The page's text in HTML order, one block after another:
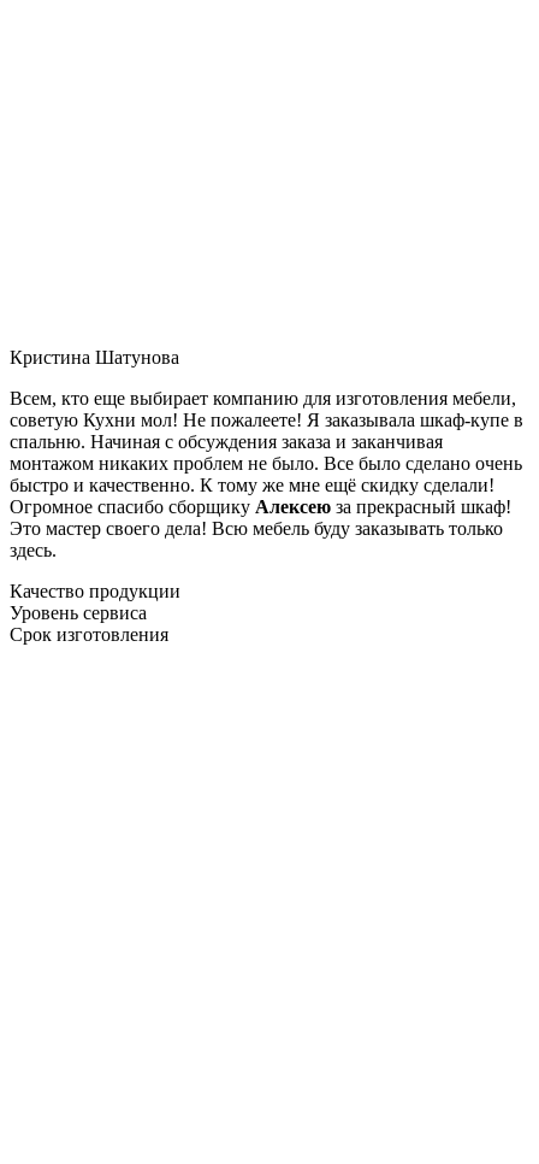
Кристина Шатунова
Всем, кто еще выбирает компанию для изготовления мебели,
советую Кухни мол! Не пожалеете! Я заказывала шкаф-купе в
спальню. Начиная с обсуждения заказа и заканчивая
монтажом никаких проблем не было. Все было сделано очень
быстро и качественно. К тому же мне ещё скидку сделали!
Огромное спасибо сборщику Алексею за прекрасный шкаф!
Это мастер своего дела! Всю мебель буду заказывать только
здесь.
Качество продукции
Уровень сервиса
Срок изготовления